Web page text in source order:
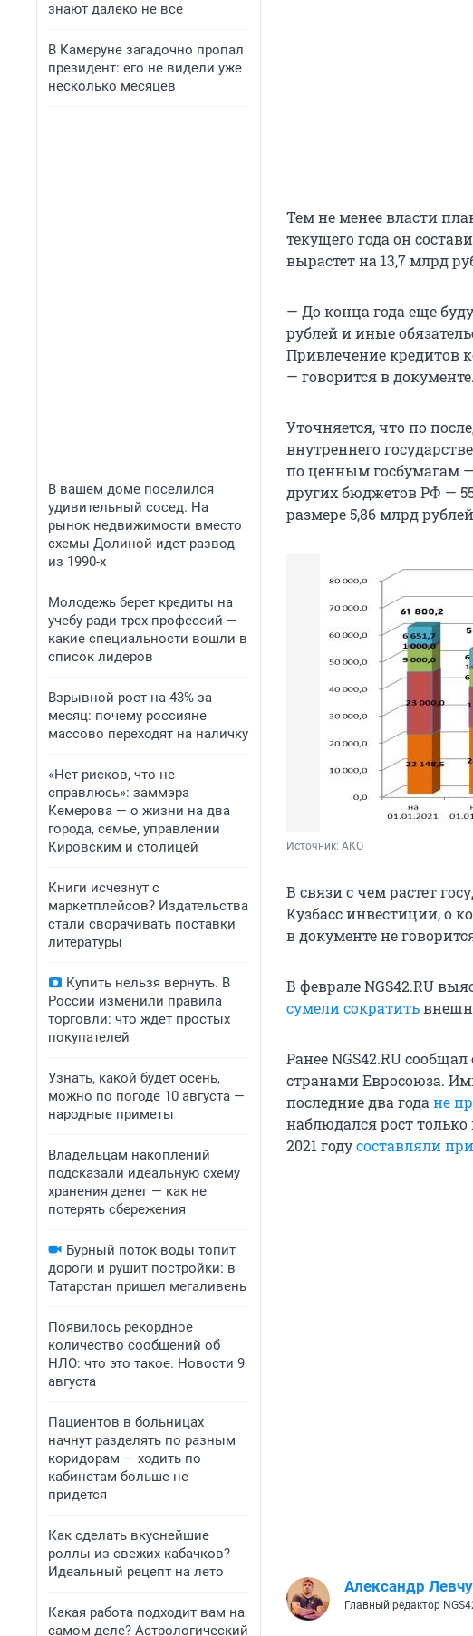
знают далеко не все
В Камеруне загадочно пропал
президент: его не видели уже
несколько месяцев
В вашем доме поселился
удивительный сосед. На
рынок недвижимости вместо
схемы Долиной идет развод
из 1990-х
Молодежь берет кредиты на
учебу ради трех профессий —
какие специальности вошли в
список лидеров
Взрывной рост на 43% за
месяц: почему россияне
массово переходят на наличку
«Нет рисков, что не
справлюсь»: заммэра
Кемерова — о жизни на два
города, семье, управлении
Кировским и столицей
Книги исчезнут с
маркетплейсов? Издательства
стали сворачивать поставки
литературы
Купить нельзя вернуть. В
России изменили правила
торговли: что ждет простых
покупателей
Узнать, какой будет осень,
можно по погоде 10 августа —
народные приметы
Владельцам накоплений
подсказали идеальную схему
хранения денег — как не
потерять сбережения
Бурный поток воды топит
дороги и рушит постройки: в
Татарстан пришел мегаливень
Появилось рекордное
количество сообщений об
НЛО: что это такое. Новости 9
августа
Пациентов в больницах
начнут разделять по разным
коридорам — ходить по
кабинетам больше не
придется
Как сделать вкуснейшие
роллы из свежих кабачков?
Идеальный рецепт на лето
Какая работа подходит вам на
самом деле? Астрологический
Тем не менее власти
текущего года он
вырастет на 13,7 млрд
— До конца года еще
рублей и иные
Привлечение кредитов
— говорится в документе.
Уточняется, что по
внутреннего
по ценным госбумагам
других бюджетов РФ —
размере 5,86 млрд
Источник: АКО
В связи с чем растет
Кузбасс инвестиции, о
в документе не
В феврале NGS42.RU
сумели сократить
Ранее NGS42.RU
странами Евросоюза.
последние два года не
наблюдался рост
2021 годусоставляли
Александр
Главный редактор